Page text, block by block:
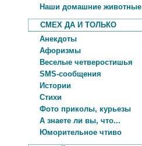
Наши домашние животные
СМЕХ ДА И ТОЛЬКО
Анекдоты
Афоризмы
Веселые четверостишья
SMS-сообщения
Истории
Стихи
Фото приколы, курьезы
А знаете ли вы, что...
Юморительное чтиво